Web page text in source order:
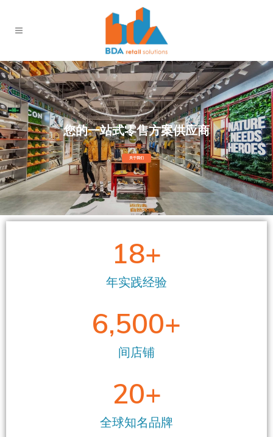
您的一站式零售方案供应商
关于我们
18+
年实践经验
6,500+
间店铺
20+
全球知名品牌